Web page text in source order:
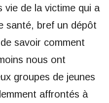
vie de la victime qui a
santé, bref un dépôt
savoir comment
nous ont
groupes de jeunes
affrontés à